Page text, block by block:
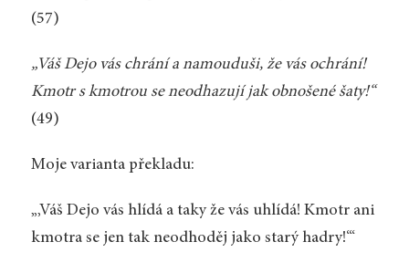
(57)
„Váš Dejo vás chrání a namouduši, že vás ochrání!
Kmotr s kmotrou se neodhazují jak obnošené šaty!“
(49)
Moje varianta překladu:
„‚Váš Dejo vás hlídá a taky že vás uhlídá! Kmotr ani
kmotra se jen tak neodhoděj jako starý hadry!‘“